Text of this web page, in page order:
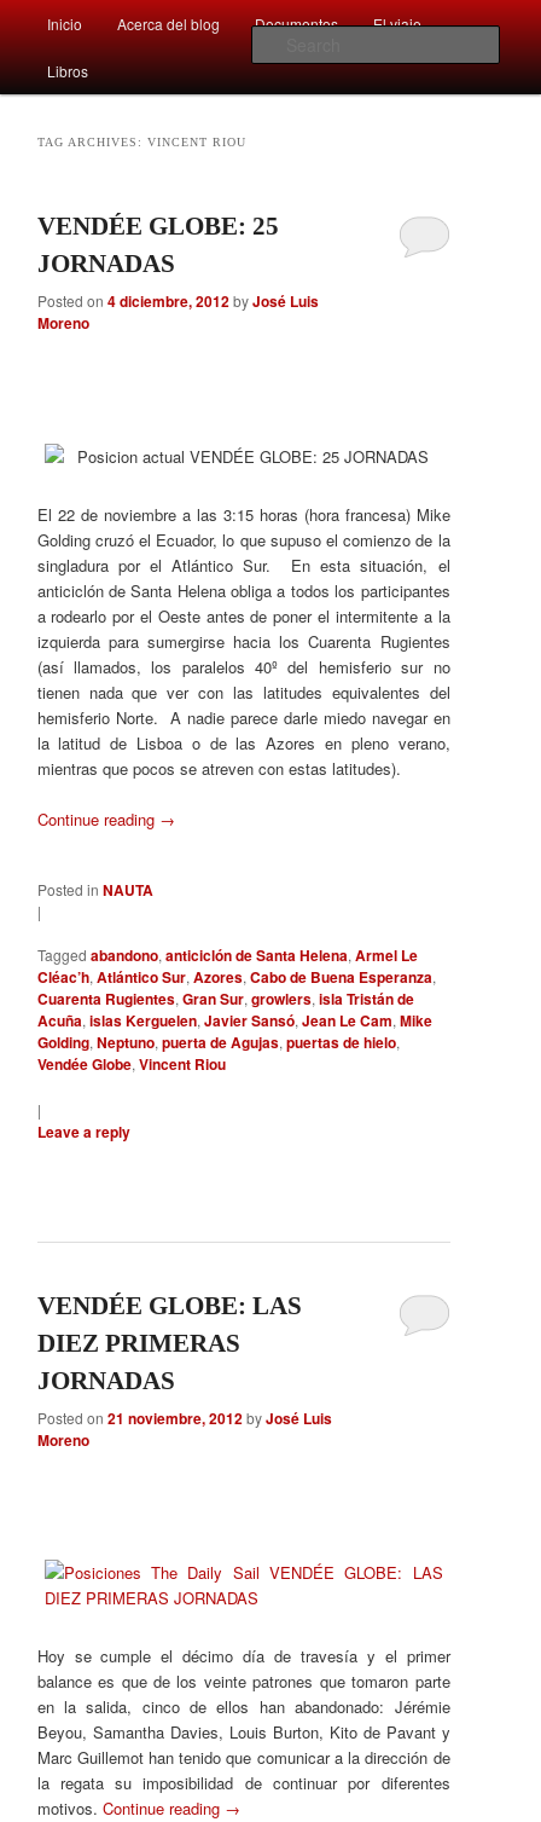
Afán por saber
nos rodea
Main
menu
Skip
to
Skip
to
Inicio Acerca del blog Documentos El viaje …
Libros
TAG ARCHIVES: VINCENT RIOU
VENDÉE GLOBE: 25
JORNADAS
Posted on 4 diciembre, 2012byJosé Luis
Moreno
El 22 de noviembre a las 3:15 horas (hora francesa) Mike
Golding cruzó el Ecuador, lo que supuso el comienzo de la
singladura por el Atlántico Sur. En esta situación, el
anticiclón de Santa Helena obliga a todos los participantes
a rodearlo por el Oeste antes de poner el intermitente a la
izquierda para sumergirse hacia los Cuarenta Rugientes
(así llamados, los paralelos 40º del hemisferio sur no
tienen nada que ver con las latitudes equivalentes del
hemisferio Norte. A nadie parece darle miedo navegar en
la latitud de Lisboa o de las Azores en pleno verano,
mientras que pocos se atreven con estas latitudes).
Continue reading →
Posted in NAUTA
|
Tagged abandono, anticiclón de Santa Helena, Armel Le
Cléac’h, Atlántico Sur, Azores, Cabo de Buena Esperanza,
Cuarenta Rugientes, Gran Sur, growlers, isla Tristán de
Acuña, islas Kerguelen, Javier Sansó, Jean Le Cam, Mike
Golding, Neptuno, puerta de Agujas, puertas de hielo,
Vendée Globe, Vincent Riou
|
Leave a reply
VENDÉE GLOBE: LAS
DIEZ PRIMERAS
JORNADAS
Posted on 21 noviembre, 2012byJosé Luis
Moreno
Hoy se cumple el décimo día de travesía y el primer
balance es que de los veinte patrones que tomaron parte
en la salida, cinco de ellos han abandonado: Jérémie
Beyou, Samantha Davies, Louis Burton, Kito de Pavant y
Marc Guillemot han tenido que comunicar a la dirección de
la regata su imposibilidad de continuar por diferentes
motivos. Continue reading →